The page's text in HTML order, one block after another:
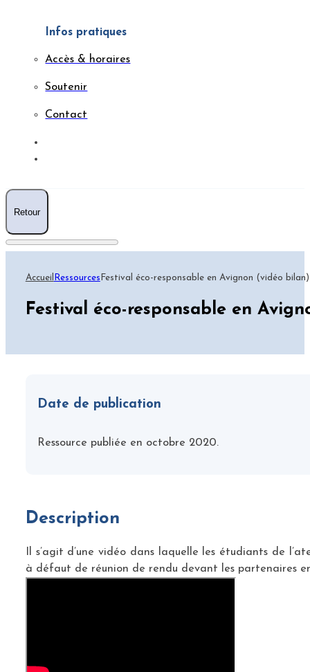
Infos pratiques
Accès & horaires
Soutenir
Contact
Retour
Accueil Ressources Festival éco-responsable en Avignon (vidéo bilan)
Festival éco-responsable en
Date de publication
Ressource publiée en octobre 2020.
Description
Il s’agit d’une vidéo dans laquelle les étudiants de
à défaut de réunion de rendu devant les partenaires